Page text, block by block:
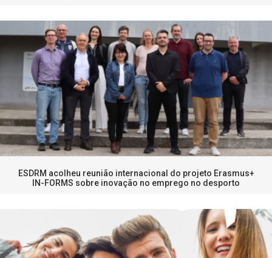
ESDRM acolheu reunião internacional do projeto Erasmus+
IN-FORMS sobre inovação no emprego no desporto